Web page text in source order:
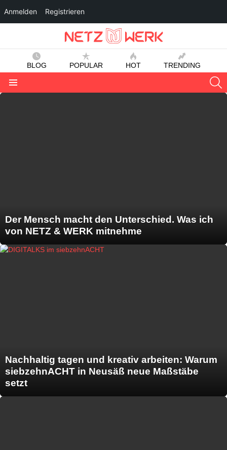
BLOG POPULAR HOT TRENDING
Der Mensch macht den Unterschied. Was ich
von NETZ & WERK mitnehme
Nachhaltig tagen und kreativ arbeiten: Warum
siebzehnACHT in Neusäß neue Maßstäbe
setzt
Anmelden Registrieren